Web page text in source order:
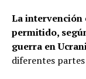
La intervención
permitido,
guerra en
diferentes partes